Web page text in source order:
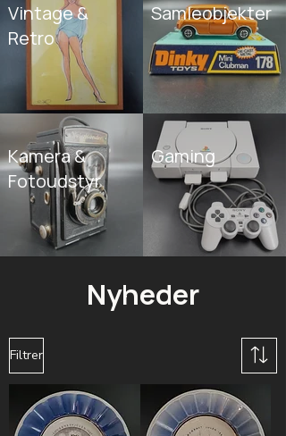
Vintage &
Retro
Samleobjekter
Kamera &
Fotoudstyr
Gaming
Nyheder
Filtrer